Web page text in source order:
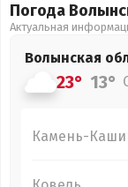
Погода
Актуальная
Волынская
23° 13°
Камень-